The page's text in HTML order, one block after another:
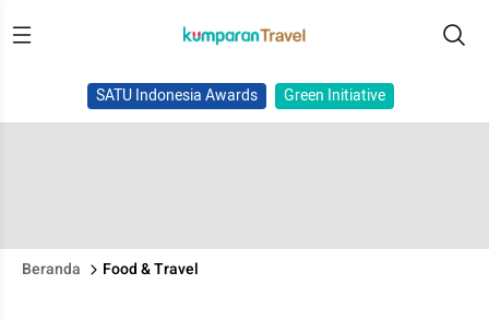
SATU Indonesia Awards Green Initiative
Beranda Food & Travel